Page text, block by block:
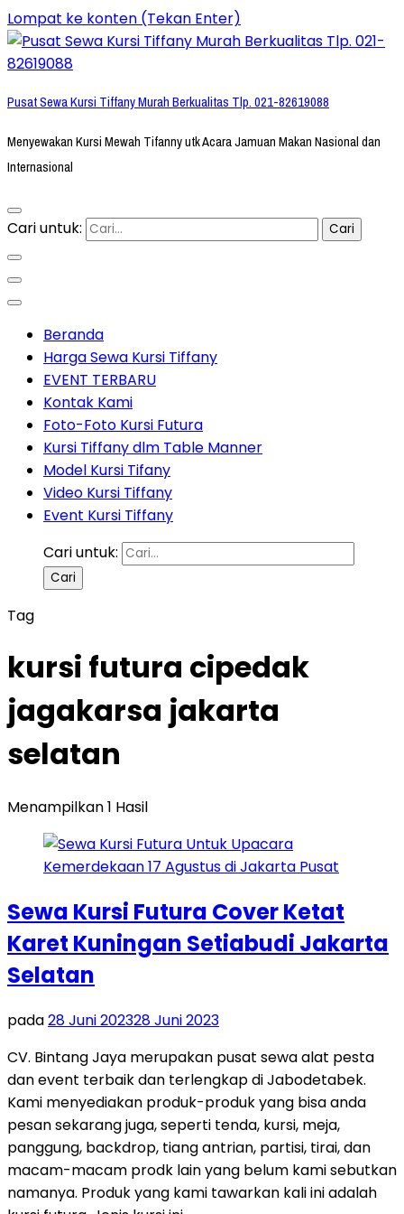
Lompat ke konten (Tekan Enter)
Pusat Sewa Kursi Tiffany Murah Berkualitas Tlp. 021-82619088
Menyewakan Kursi Mewah Tifanny utk Acara Jamuan Makan Nasional dan
Internasional
Cari untuk:
Beranda
Harga Sewa Kursi Tiffany
EVENT TERBARU
Kontak Kami
Foto-Foto Kursi Futura
Kursi Tiffany dlm Table Manner
Model Kursi Tifany
Video Kursi Tiffany
Event Kursi Tiffany
Cari untuk:
Tag
kursi futura cipedak
jagakarsa jakarta
selatan
Menampilkan 1 Hasil
Sewa Kursi Futura Cover Ketat
Karet Kuningan Setiabudi Jakarta
Selatan
pada28 Juni 202328 Juni 2023
CV. Bintang Jaya merupakan pusat sewa alat pesta
dan event terbaik dan terlengkap di Jabodetabek.
Kami menyediakan produk-produk yang bisa anda
pesan sekarang juga, seperti tenda, kursi, meja,
panggung, backdrop, tiang antrian, partisi, tirai, dan
macam-macam prodk lain yang belum kami sebutkan
namanya. Produk yang kami tawarkan kali ini adalah